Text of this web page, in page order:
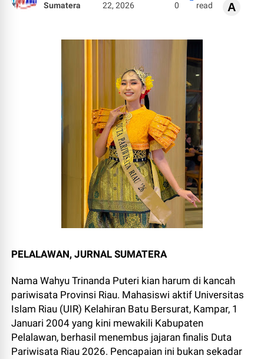
Sumatera
22, 2026
0
read
A
PELALAWAN, JURNAL SUMATERA
Nama Wahyu Trinanda Puteri kian harum di kancah
pariwisata Provinsi Riau. Mahasiswi aktif Universitas
Islam Riau (UIR) Kelahiran Batu Bersurat, Kampar, 1
Januari 2004 yang kini mewakili Kabupaten
Pelalawan, berhasil menembus jajaran finalis Duta
Pariwisata Riau 2026. Pencapaian ini bukan sekadar